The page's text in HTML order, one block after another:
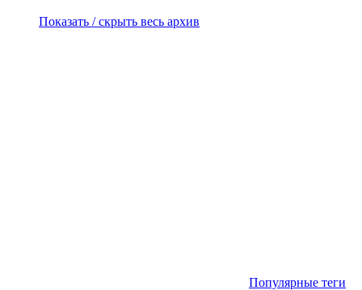
Показать / скрыть весь архив
Популярные теги